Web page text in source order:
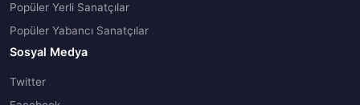
Popüler Yerli Sanatçılar
Popüler Yabancı Sanatçılar
Sosyal Medya
Twitter